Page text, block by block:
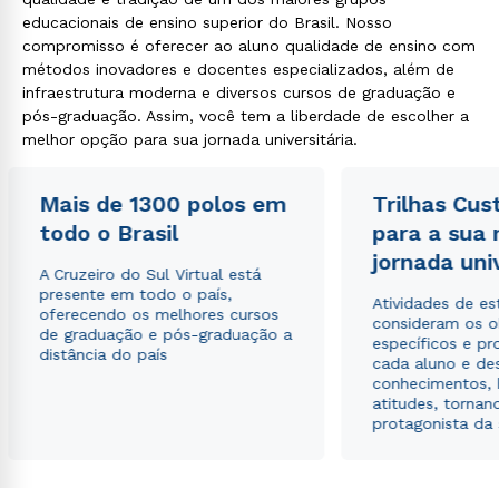
educacionais de ensino superior do Brasil. Nosso
compromisso é oferecer ao aluno qualidade de ensino com
métodos inovadores e docentes especializados, além de
infraestrutura moderna e diversos cursos de graduação e
pós-graduação. Assim, você tem a liberdade de escolher a
melhor opção para sua jornada universitária.
Mais de 1300 polos em
todo o Brasil
A Cruzeiro do Sul Virtual está
presente em todo o país,
oferecendo os melhores cursos
de graduação e pós-graduação a
distância do país
Trilhas
para a sua
jornada
Atividades de
consideram os
específicos e
cada aluno e
conhecimentos,
atitudes,
protagonista da